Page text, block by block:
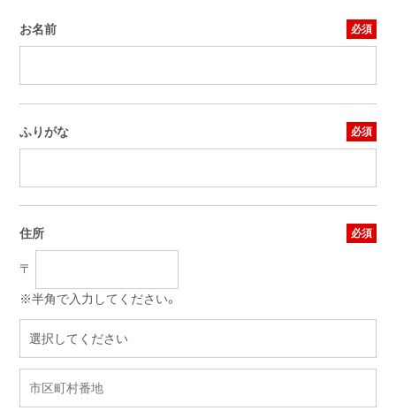
お名前
ふりがな
住所
〒
※半角で入力してください。